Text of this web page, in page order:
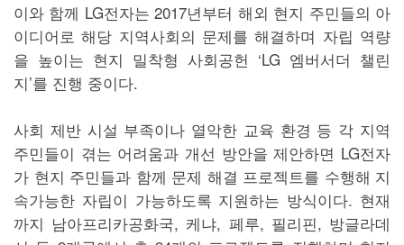
이와 함께 LG전자는 2017년부터 해외 현지 주민들의 아
이디어로 해당 지역사회의 문제를 해결하며 자립 역량
을 높이는 현지 밀착형 사회공헌 ‘LG 엠버서더 챌린
지’를 진행 중이다.
사회 제반 시설 부족이나 열악한 교육 환경 등 각 지역
주민들이 겪는 어려움과 개선 방안을 제안하면 LG전자
가 현지 주민들과 함께 문제 해결 프로젝트를 수행해 지
속가능한 자립이 가능하도록 지원하는 방식이다. 현재
까지 남아프리카공화국, 케냐, 페루, 필리핀, 방글라데